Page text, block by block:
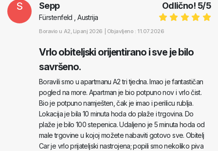
S Odlično! 5/5
Sepp
Fürstenfeld , Austrija
Boravio u A2, Lipanj 2026 | Objavljeno : 11.07.2026
Vrlo obiteljski orijentirano i sve je bilo
savršeno.
Boravili smo u apartmanu A2 tri tjedna. Imao je fantastičan
pogled na more. Apartman je bio potpuno nov i vrlo čist.
Bio je potpuno namješten, čak je imao i perilicu rublja.
Lokacija je bila 10 minuta hoda do plaže i trgovina. Do
plaže je bilo 100 stepenica. Udaljeno je 5 minuta hoda od
male trgovine u kojoj možete nabaviti gotovo sve. Obitelj
Car je vrlo prijateljski nastrojena; popili smo nekoliko piva